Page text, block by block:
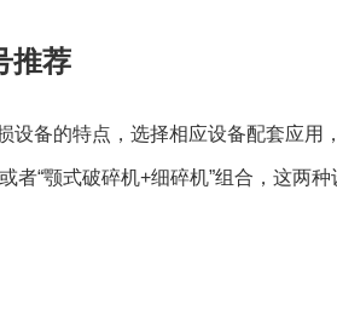
推荐
设备的特点，选择相应设备配套应用
者“颚式破碎机+细碎机”组合，这两